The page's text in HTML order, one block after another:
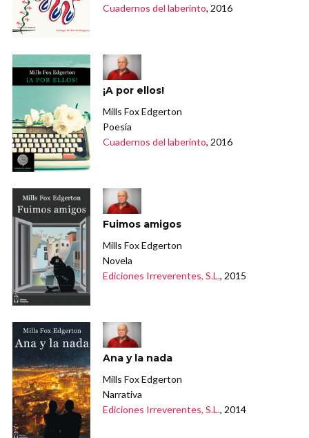
Cuadernos del laberinto, 2016
¡A por ellos!
Mills Fox Edgerton
Poesía
Cuadernos del laberinto, 2016
Fuimos amigos
Mills Fox Edgerton
Novela
Ediciones Irreverentes, S.L., 2015
Ana y la nada
Mills Fox Edgerton
Narrativa
Ediciones Irreverentes, S.L., 2014